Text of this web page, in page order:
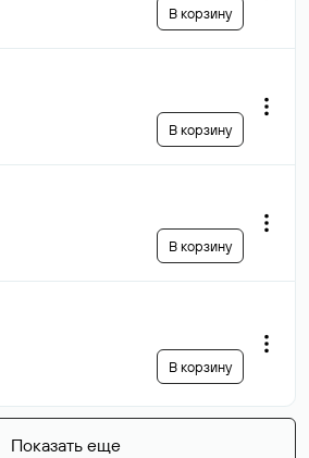
В корзину
В корзину
В корзину
В корзину
Показать еще